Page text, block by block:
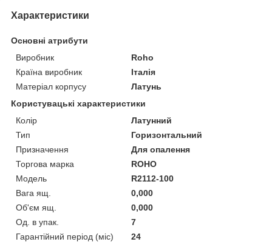
Характеристики
Основні атрибути
Виробник
Roho
Країна виробник
Італія
Матеріал корпусу
Латунь
Користувацькі характеристики
Колір
Латунний
Тип
Горизонтальний
Призначення
Для опалення
Торгова марка
ROHO
Мoдель
R2112-100
Вага ящ.
0,000
Об'єм ящ.
0,000
Од. в упак.
7
Гарантійний період (міс)
24